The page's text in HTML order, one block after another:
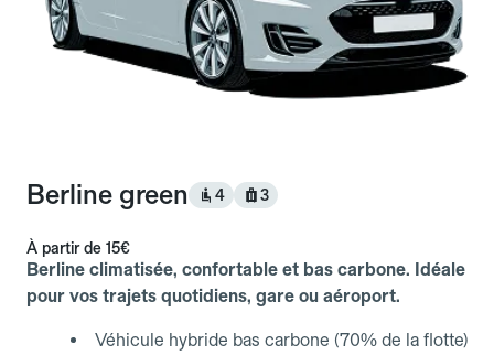
Berline green 4 3
À partir de 15€
Berline climatisée, confortable et bas carbone. Idéale
pour vos trajets quotidiens, gare ou aéroport.
Véhicule hybride bas carbone (70% de la flotte)